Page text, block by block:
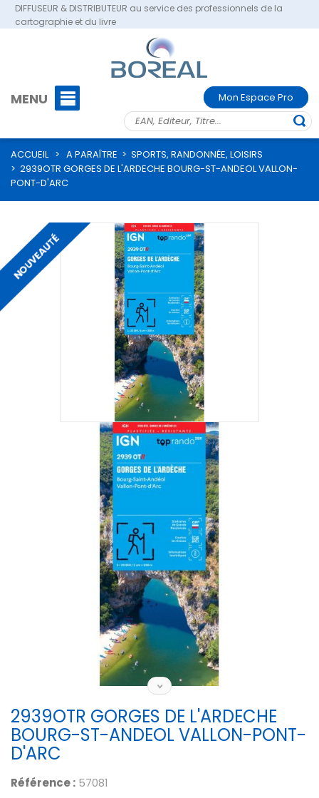
DIFFUSEUR & DISTRIBUTEUR au service des professionnels de la
cartographie et du livre
MENU Mon Espace Pro
ACCUEIL > A PARAÎTRE > SPORTS, RANDONNÉE, LOISIRS
> 2939OTR GORGES DE L'ARDECHE BOURG-ST-ANDEOL VALLON-
PONT-D'ARC
2939OTR GORGES DE L'ARDECHE
BOURG-ST-ANDEOL VALLON-PONT-
D'ARC
Référence : 57081